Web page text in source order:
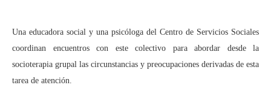
Una educadora social y una psicóloga del Centro de Servicios Sociales
coordinan encuentros con este colectivo para abordar desde la
socioterapia grupal las circunstancias y preocupaciones derivadas de esta
tarea de atención.